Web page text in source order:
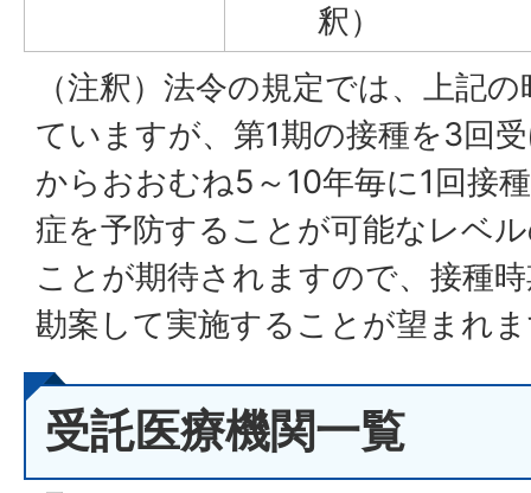
釈）
（注釈）法令の規定では、上記
ていますが、第1期の接種を3回
からおおむね5～10年毎に1回接
症を予防することが可能なレベ
ことが期待されますので、接種
勘案して実施することが望まれ
受託医療機関一覧